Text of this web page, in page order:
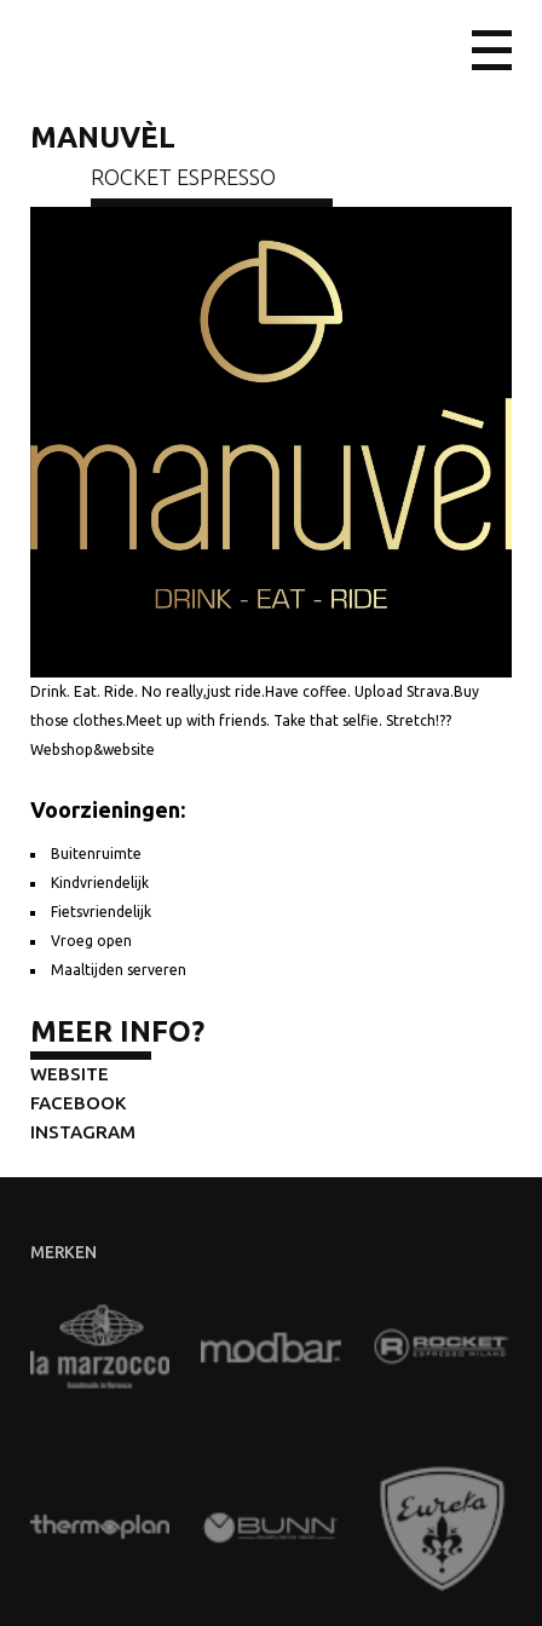
MANUVÈL
ROCKET ESPRESSO
Drink. Eat. Ride. No really,just ride.Have coffee. Upload Strava.Buy
those clothes.Meet up with friends. Take that selfie. Stretch!??
Webshop&website
Voorzieningen:
Buitenruimte
Kindvriendelijk
Fietsvriendelijk
Vroeg open
Maaltijden serveren
MEER INFO?
WEBSITE
FACEBOOK
INSTAGRAM
MERKEN